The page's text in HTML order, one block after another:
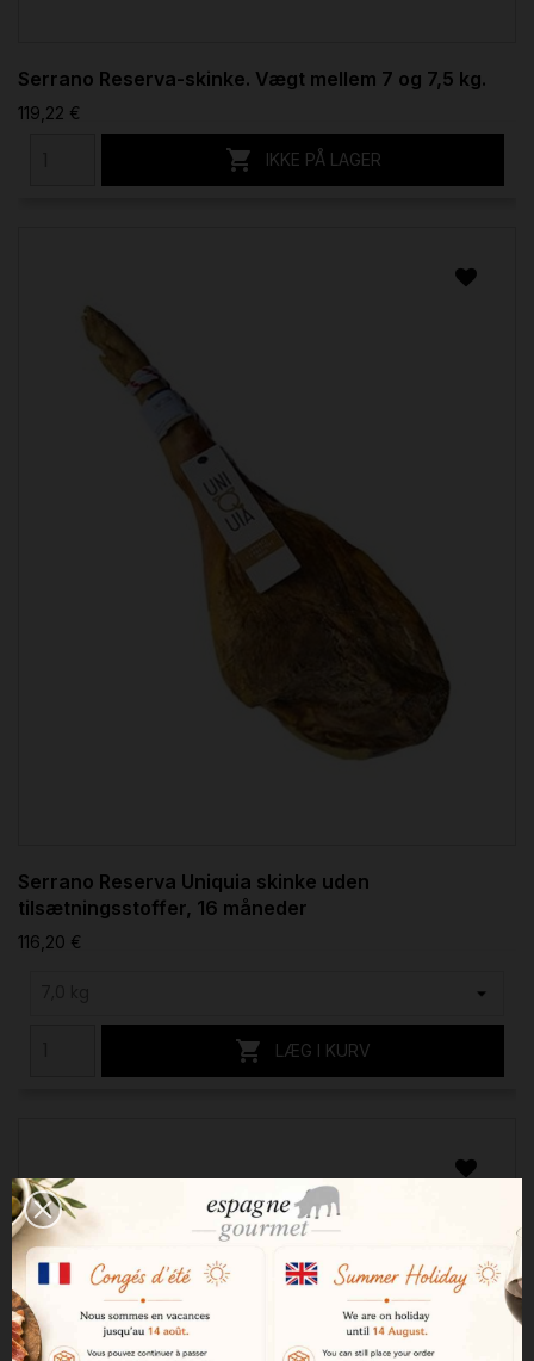
Serrano Reserva-skinke. Vægt mellem 7 og 7,5 kg.
119,22 €
 IKKE PÅ LAGER
Serrano Reserva Uniquia skinke uden
tilsætningsstoffer, 16 måneder
116,20 €
 LÆG I KURV